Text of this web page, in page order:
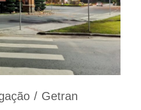
/ Getran